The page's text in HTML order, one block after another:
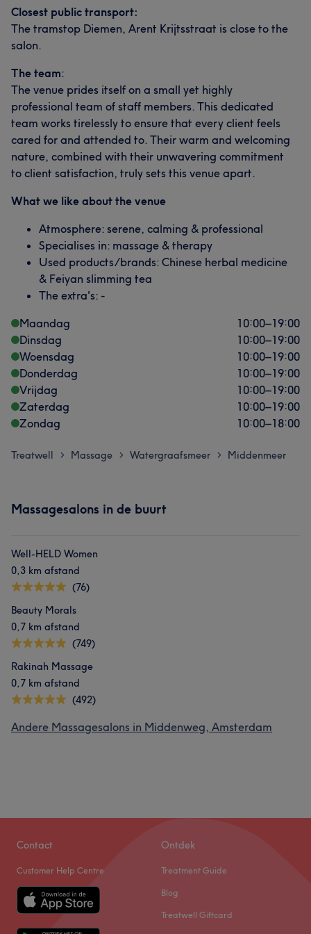
Wat onze klanten zeggen over (Specialist
Closest public transport:
The tramstop Diemen, Arent Krijtsstraat is close to the
salon.
The team:
The venue prides itself on a small yet highly
professional team of staff members. This dedicated
team works tirelessly to ensure that every client feels
cared for and attended to. Their warm and welcoming
nature, combined with their unwavering commitment
to client satisfaction, truly sets this venue apart.
What we like about the venue
Atmosphere: serene, calming & professional
Specialises in: massage & therapy
Used products/brands: Chinese herbal medicine
& Feiyan slimming tea
The extra's: -
Maandag
10:00–19:00
Dinsdag
10:00–19:00
Woensdag
10:00–19:00
Donderdag
10:00–19:00
Vrijdag
10:00–19:00
Zaterdag
10:00–19:00
Zondag
10:00–18:00
Treatwell > Massage > Watergraafsmeer > Middenmeer
Massagesalons in de buurt
Well-HELD Women
0,3 km afstand
(76)
Beauty Morals
0,7 km afstand
(749)
Rakinah Massage
0,7 km afstand
(492)
Andere Massagesalons in Middenweg, Amsterdam
Contact
Customer Help Centre
Ontdek
Treatment Guide
Blog
Treatwell Giftcard